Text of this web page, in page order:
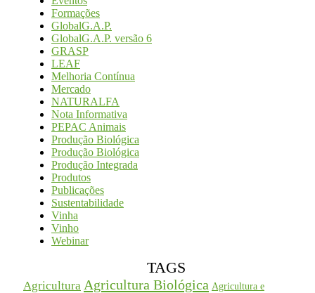
Formações
GlobalG.A.P.
GlobalG.A.P. versão 6
GRASP
LEAF
Melhoria Contínua
Mercado
NATURALFA
Nota Informativa
PEPAC Animais
Produção Biológica
Produção Biológica
Produção Integrada
Produtos
Publicações
Sustentabilidade
Vinha
Vinho
Webinar
TAGS
Agricultura Agricultura Biológica Agricultura e